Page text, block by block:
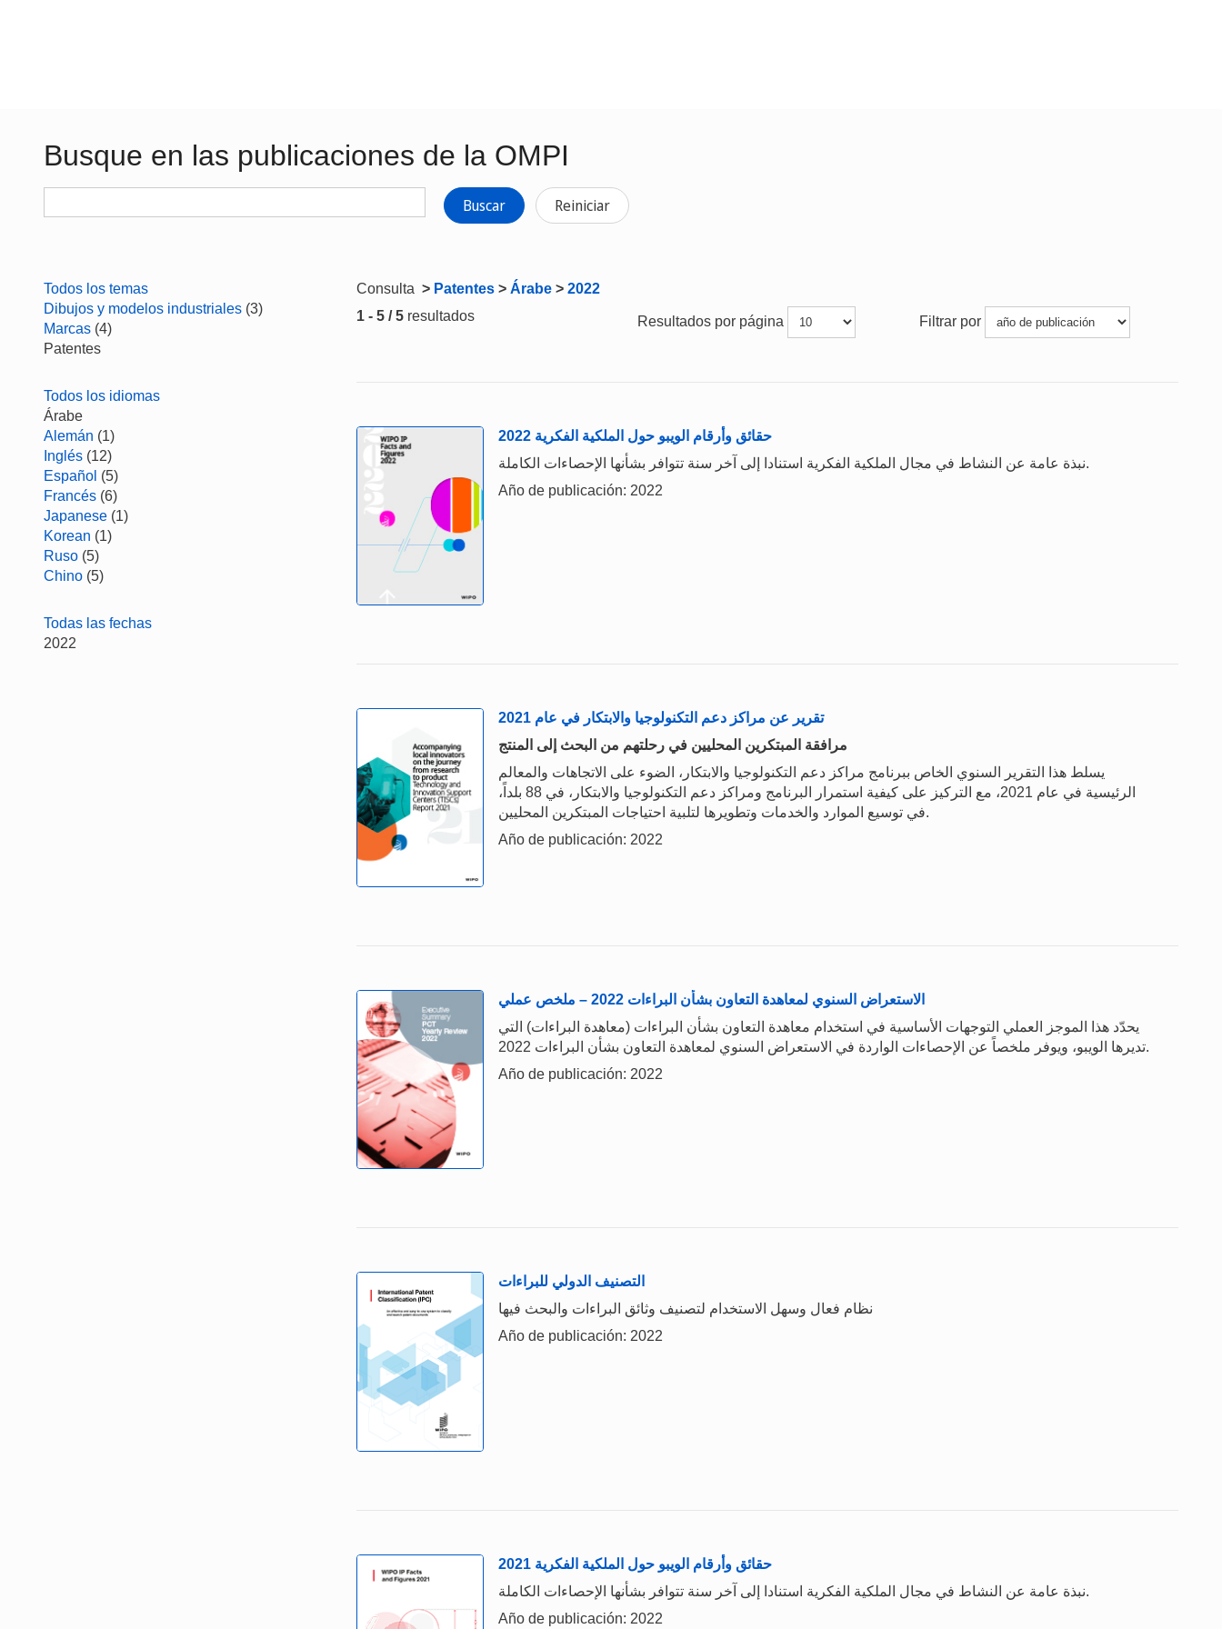
Busque en las publicaciones de la OMPI
Buscar Reiniciar
Todos los temas
Dibujos y modelos industriales (3)
Marcas (4)
Patentes
Todos los idiomas
Árabe
Alemán (1)
Inglés (12)
Español (5)
Francés (6)
Japanese (1)
Korean (1)
Ruso (5)
Chino (5)
Todas las fechas
2022
Consulta > Patentes > Árabe > 2022
1 - 5 / 5 resultados Resultados por página Filtrar por
حقائق وأرقام الويبو حول الملكية الفكرية 2022
نبذة عامة عن النشاط في مجال الملكية الفكرية استنادا إلى آخر سنة تتوافر بشأنها الإحصاءات الكاملة.
Año de publicación: 2022
تقرير عن مراكز دعم التكنولوجيا والابتكار في عام 2021
مرافقة المبتكرين المحليين في رحلتهم من البحث إلى المنتج
يسلط هذا التقرير السنوي الخاص ببرنامج مراكز دعم التكنولوجيا والابتكار، الضوء على الاتجاهات والمعالم
الرئيسية في عام 2021، مع التركيز على كيفية استمرار البرنامج ومراكز دعم التكنولوجيا والابتكار، في 88 بلداً،
في توسيع الموارد والخدمات وتطويرها لتلبية احتياجات المبتكرين المحليين.
Año de publicación: 2022
الاستعراض السنوي لمعاهدة التعاون بشأن البراءات 2022 – ملخص عملي
يحدّد هذا الموجز العملي التوجهات الأساسية في استخدام معاهدة التعاون بشأن البراءات (معاهدة البراءات) التي
تديرها الويبو، ويوفر ملخصاً عن الإحصاءات الواردة في الاستعراض السنوي لمعاهدة التعاون بشأن البراءات 2022.
Año de publicación: 2022
التصنيف الدولي للبراءات
نظام فعال وسهل الاستخدام لتصنيف وثائق البراءات والبحث فيها
Año de publicación: 2022
حقائق وأرقام الويبو حول الملكية الفكرية 2021
نبذة عامة عن النشاط في مجال الملكية الفكرية استنادا إلى آخر سنة تتوافر بشأنها الإحصاءات الكاملة.
Año de publicación: 2022